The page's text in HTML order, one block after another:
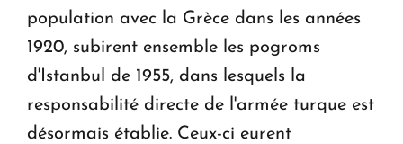
population avec la Grèce dans les années
1920, subirent ensemble les pogroms
d'Istanbul de 1955, dans lesquels la
responsabilité directe de l'armée turque est
désormais établie. Ceux-ci eurent